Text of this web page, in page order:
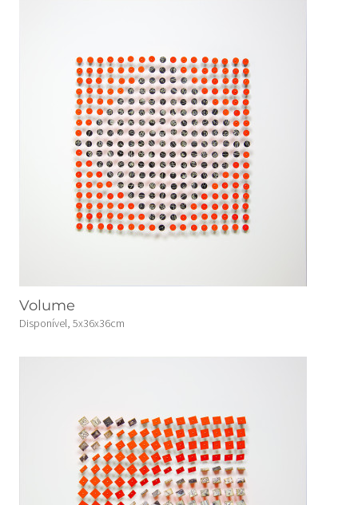
Volume
Disponível, 5x36x36cm